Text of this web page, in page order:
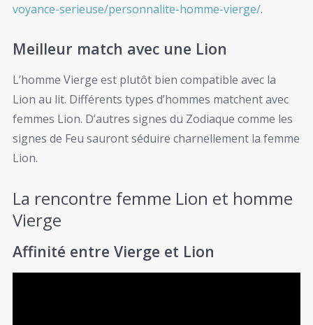
voyance-serieuse/personnalite-homme-vierge/.
Meilleur match avec une Lion
L’homme Vierge est plutôt bien compatible avec la
Lion au lit. Différents types d’hommes matchent avec
femmes Lion. D’autres signes du Zodiaque comme les
signes de Feu sauront séduire charnellement la femme
Lion.
La rencontre femme Lion et homme
Vierge
Affinité entre Vierge et Lion